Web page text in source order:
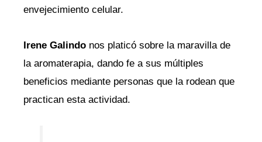
envejecimiento celular.
Irene Galindo nos platicó sobre la maravilla de
la aromaterapia, dando fe a sus múltiples
beneficios mediante personas que la rodean que
practican esta actividad.